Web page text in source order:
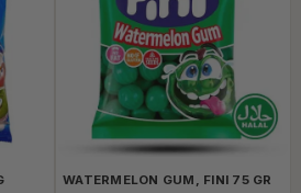
WATERMELON GUM, FINI 75 GR